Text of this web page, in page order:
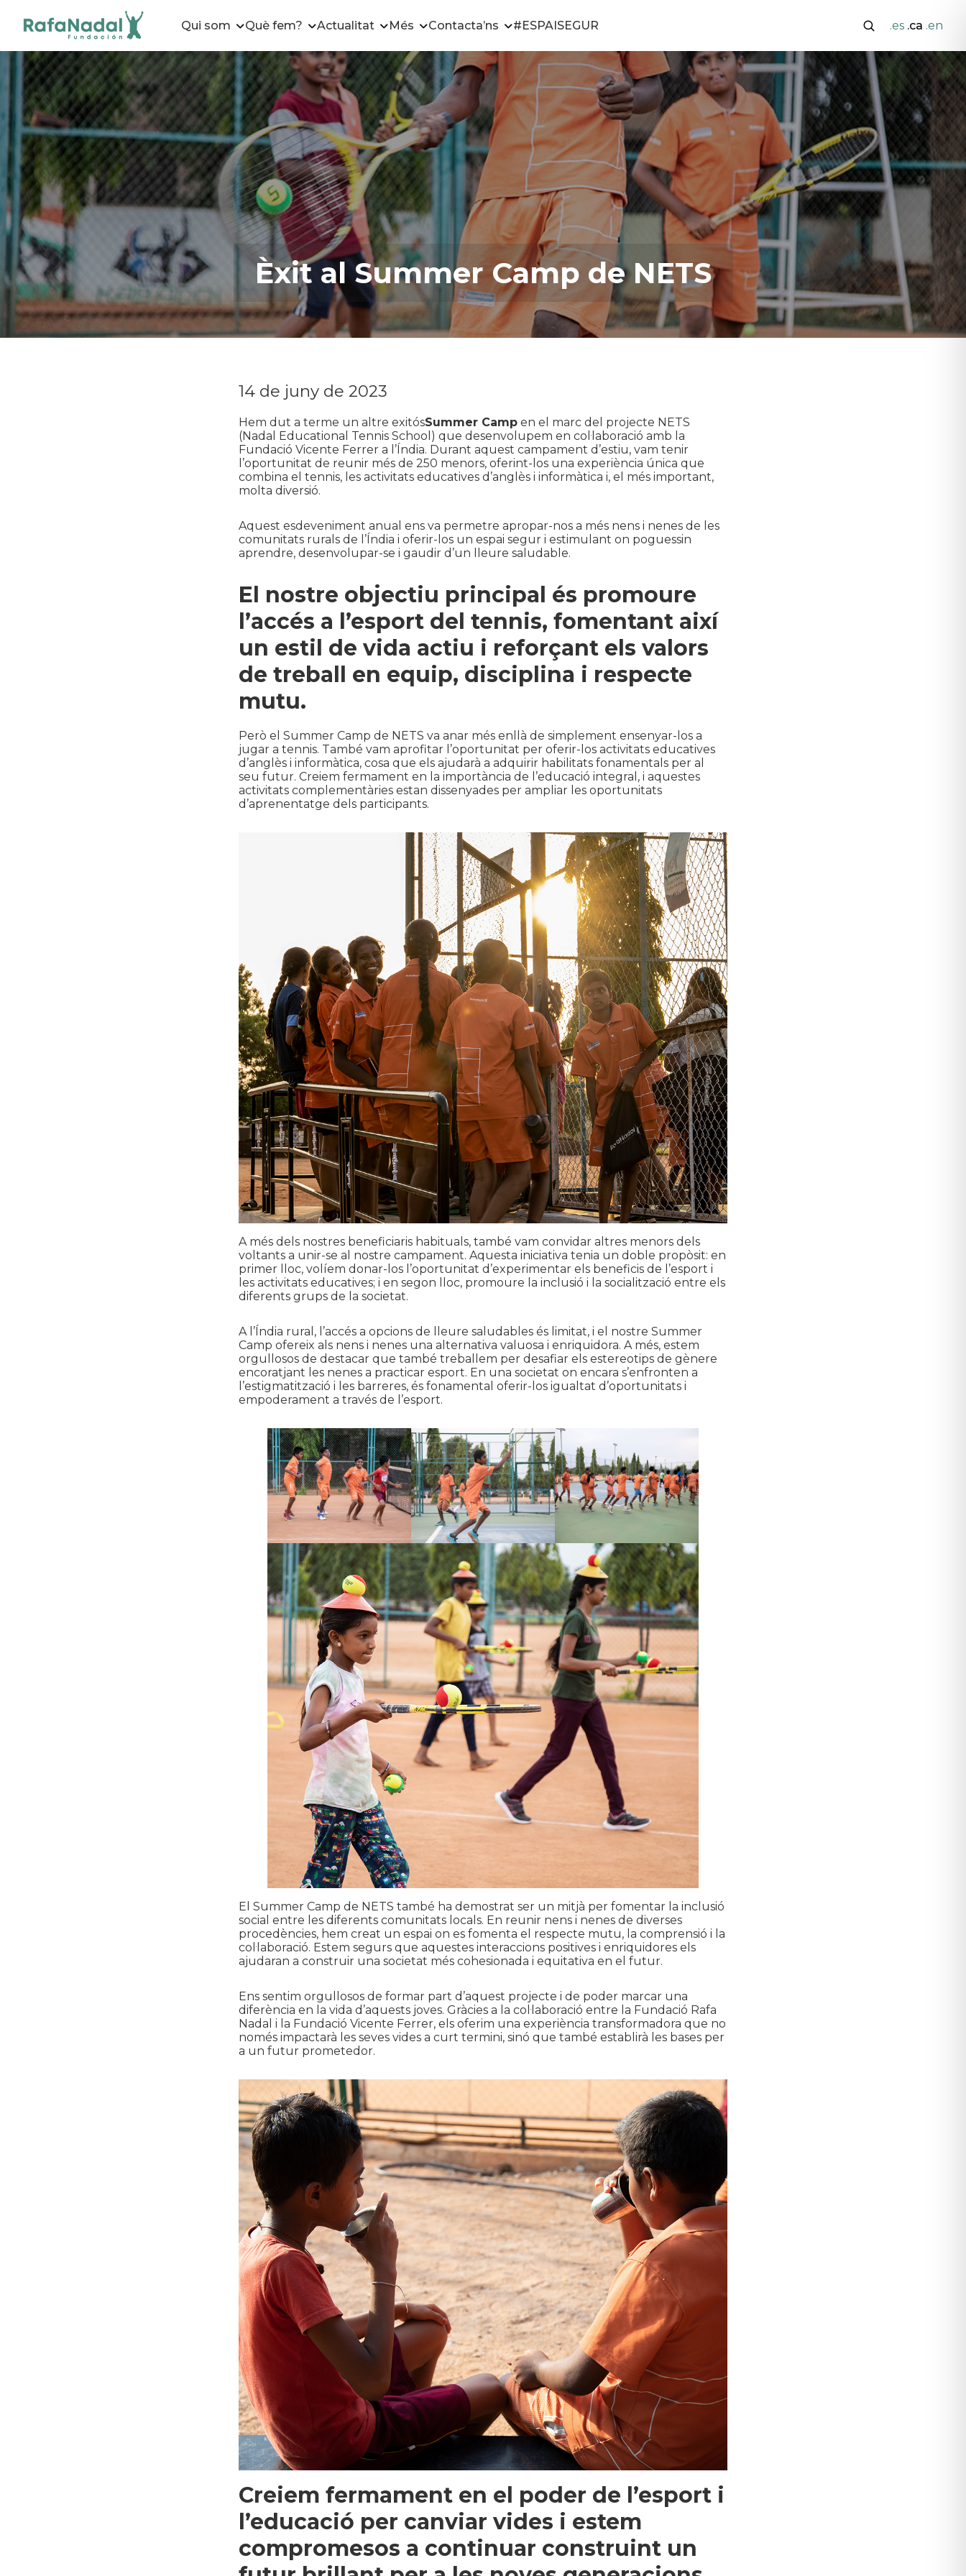
Qui som Què fem? Actualitat Més Contacta’ns #ESPAISEGUR .es .ca .en
Èxit al Summer Camp de NETS
14 de juny de 2023
Hem dut a terme un altre exitósSummer Camp en el marc del projecte NETS
(Nadal Educational Tennis School) que desenvolupem en col·laboració amb la
Fundació Vicente Ferrer a l’Índia. Durant aquest campament d’estiu, vam tenir
l’oportunitat de reunir més de 250 menors, oferint-los una experiència única que
combina el tennis, les activitats educatives d’anglès i informàtica i, el més important,
molta diversió.
Aquest esdeveniment anual ens va permetre apropar-nos a més nens i nenes de les
comunitats rurals de l’Índia i oferir-los un espai segur i estimulant on poguessin
aprendre, desenvolupar-se i gaudir d’un lleure saludable.
El nostre objectiu principal és promoure
l’accés a l’esport del tennis, fomentant així
un estil de vida actiu i reforçant els valors
de treball en equip, disciplina i respecte
mutu.
Però el Summer Camp de NETS va anar més enllà de simplement ensenyar-los a
jugar a tennis. També vam aprofitar l’oportunitat per oferir-los activitats educatives
d’anglès i informàtica, cosa que els ajudarà a adquirir habilitats fonamentals per al
seu futur. Creiem fermament en la importància de l’educació integral, i aquestes
activitats complementàries estan dissenyades per ampliar les oportunitats
d’aprenentatge dels participants.
A més dels nostres beneficiaris habituals, també vam convidar altres menors dels
voltants a unir-se al nostre campament. Aquesta iniciativa tenia un doble propòsit: en
primer lloc, volíem donar-los l’oportunitat d’experimentar els beneficis de l’esport i
les activitats educatives; i en segon lloc, promoure la inclusió i la socialització entre els
diferents grups de la societat.
A l’Índia rural, l’accés a opcions de lleure saludables és limitat, i el nostre Summer
Camp ofereix als nens i nenes una alternativa valuosa i enriquidora. A més, estem
orgullosos de destacar que també treballem per desafiar els estereotips de gènere
encoratjant les nenes a practicar esport. En una societat on encara s’enfronten a
l’estigmatització i les barreres, és fonamental oferir-los igualtat d’oportunitats i
empoderament a través de l’esport.
El Summer Camp de NETS també ha demostrat ser un mitjà per fomentar la inclusió
social entre les diferents comunitats locals. En reunir nens i nenes de diverses
procedències, hem creat un espai on es fomenta el respecte mutu, la comprensió i la
col·laboració. Estem segurs que aquestes interaccions positives i enriquidores els
ajudaran a construir una societat més cohesionada i equitativa en el futur.
Ens sentim orgullosos de formar part d’aquest projecte i de poder marcar una
diferència en la vida d’aquests joves. Gràcies a la col·laboració entre la Fundació Rafa
Nadal i la Fundació Vicente Ferrer, els oferim una experiència transformadora que no
només impactarà les seves vides a curt termini, sinó que també establirà les bases per
a un futur prometedor.
Creiem fermament en el poder de l’esport i
l’educació per canviar vides i estem
compromesos a continuar construint un